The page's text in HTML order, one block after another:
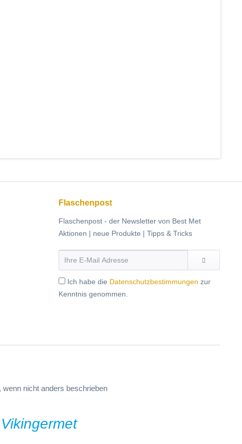
Flaschenpost
Flaschenpost - der Newsletter von Best Met
Aktionen | neue Produkte | Tipps & Tricks
Ich habe die Datenschutzbestimmungen zur
Kenntnis genommen.
nicht anders beschrieben